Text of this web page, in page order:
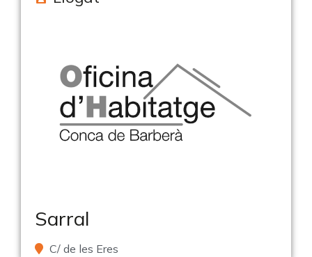
Sarral
C/ de les Eres